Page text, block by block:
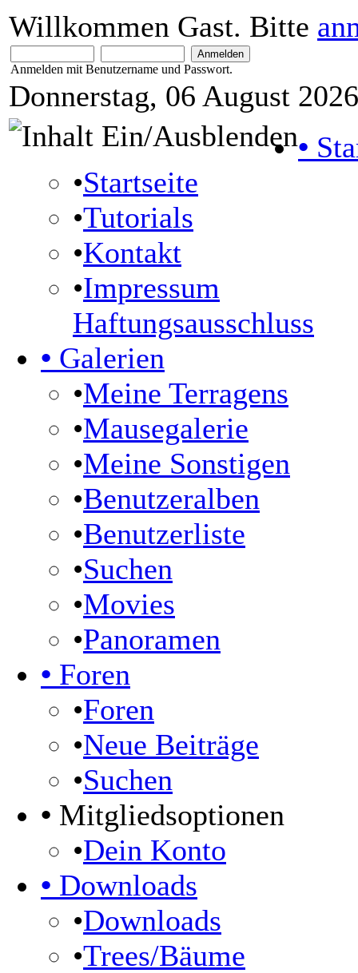
Willkommen Gast. Bitte
Anmelden mit Benutzername und Passwort.
Donnerstag, 06 August
•
•Startseite
•Tutorials
•Kontakt
•Impressum
Haftungsausschluss
• Galerien
•Meine Terragens
•Mausegalerie
•Meine Sonstigen
•Benutzeralben
•Benutzerliste
•Suchen
•Movies
•Panoramen
• Foren
•Foren
•Neue Beiträge
•Suchen
• Mitgliedsoptionen
•Dein Konto
• Downloads
•Downloads
•Trees/Bäume